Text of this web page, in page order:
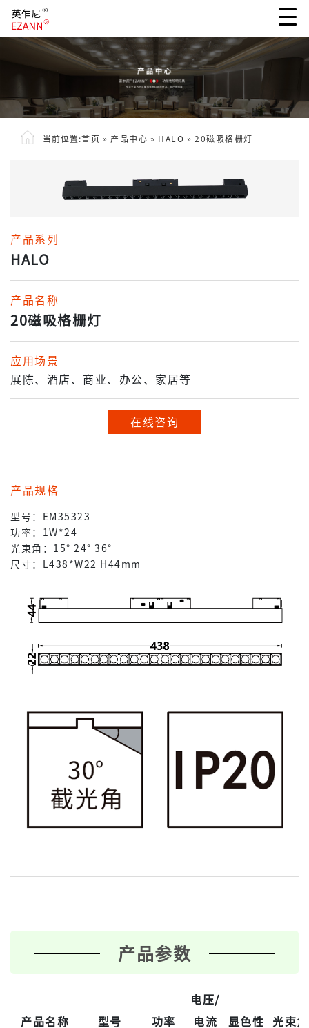
当前位置:首页 » 产品中心 » HALO » 20磁吸格栅灯
产品系列
HALO
产品名称
20磁吸格栅灯
应用场景
展陈、酒店、商业、办公、家居等
在线咨询
产品规格
型号：EM35323
功率：1W*24
光束角：15° 24° 36°
尺寸：L438*W22 H44mm
产品参数
产品名称 型号 功率
电压/
电流
显色性 光束角